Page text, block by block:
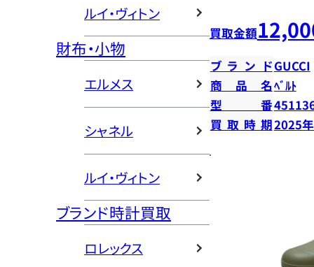
ルイ・ヴィトン
財布・小物
エルメス
シャネル
ルイ・ヴィトン
ブランド時計買取
ロレックス
買取金額
ブランドGUCCI
商品名ﾍﾞﾙﾄ
型番
買取時期2025